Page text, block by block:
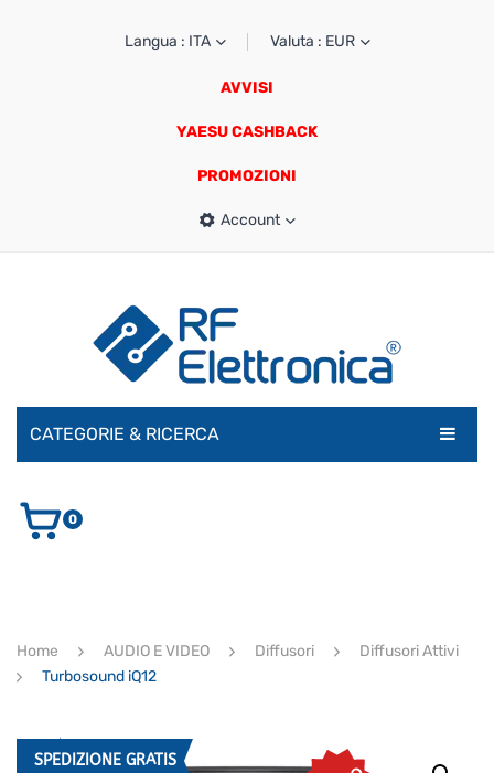
Langua : ITA Valuta : EUR
AVVISI
YAESU CASHBACK
PROMOZIONI
Account
CATEGORIE & RICERCA
AUDIO E VIDEO
ULTIMI ARRIVI
0
Home AUDIO E VIDEO Diffusori
Diffusori Attivi
Turbosound iQ12
SPEDIZIONE GRATIS